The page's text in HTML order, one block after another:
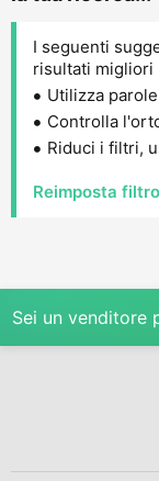
I seguenti
risultati migliori
Utilizza
Controlla
Riduci i filtri,
Reimposta
Sei un venditore